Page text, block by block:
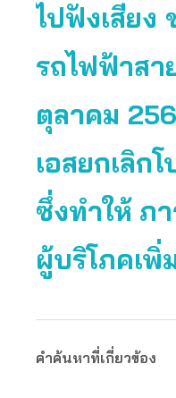
ไปฟังเสียง
รถไฟฟ้าสา
ตุลาคม
เอสยกเลิก
ซึ่งทำให้ ภ
ผู้บริโภคเพิ่
คำค้นหาที่เกี่ยวข้อง